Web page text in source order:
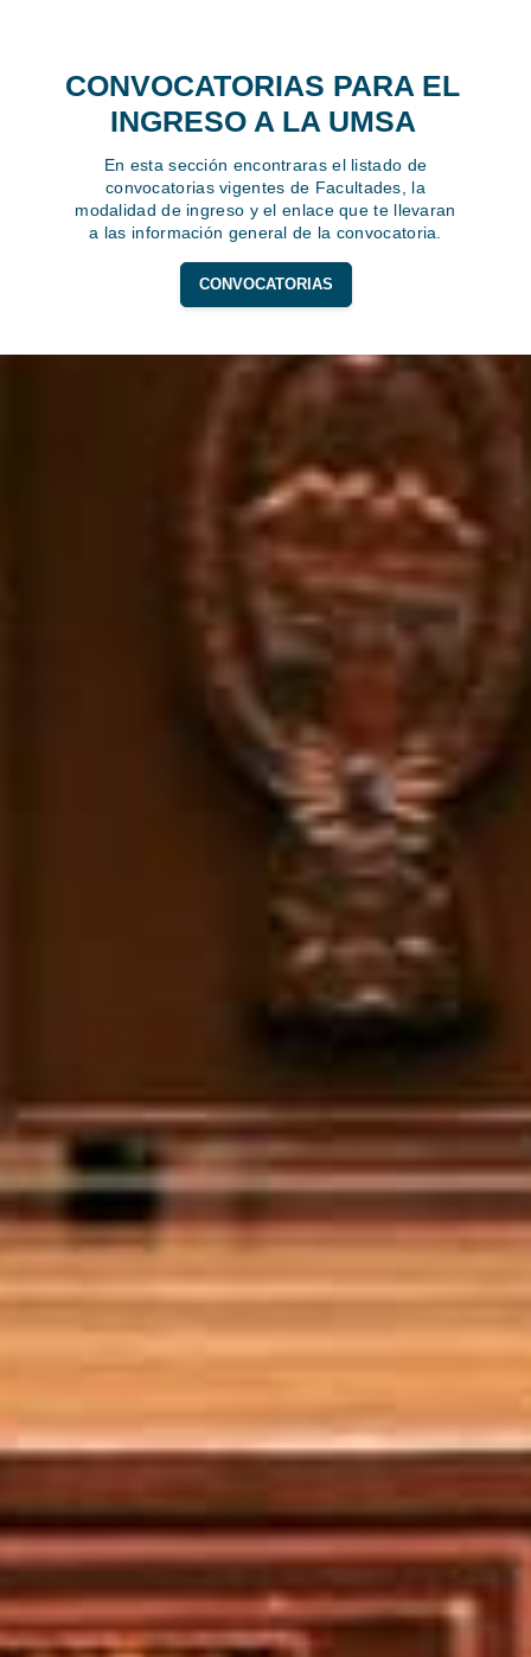
CONVOCATORIAS PARA EL
INGRESO A LA UMSA
En esta sección encontraras el listado de
convocatorias vigentes de Facultades, la
modalidad de ingreso y el enlace que te llevaran
a las información general de la convocatoria.
CONVOCATORIAS